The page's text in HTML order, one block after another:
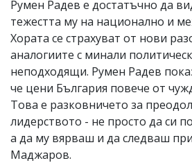
Румен Радев е достатъчно да
тежестта му на национално и
Хората се страхуват от нови
аналогиите с минали
неподходящи. Румен Радев
че цени България повече от
Това е разковничето за
лидерството - не просто да си
а да му вярваш и да следваш
Маджаров.